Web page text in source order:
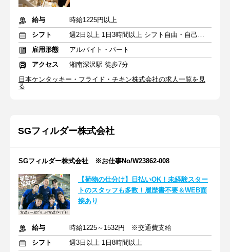
給与
時給1225円以上
シフト
週2日以上 1日3時間以上 シフト自由・自己申告
雇用形態
アルバイト・パート
アクセス
湘南深沢駅 徒歩7分
日本ケンタッキー・フライド・チキン株式会社の求人一覧を見
る
SGフィルダー株式会社
SGフィルダー株式会社 ※お仕事No/W23862-008
【荷物の仕分け】日払いOK！未経験スター
トのスタッフも多数！履歴書不要＆WEB面
接あり
給与
時給1225～1532円 ※交通費支給
シフト
週3日以上 1日8時間以上